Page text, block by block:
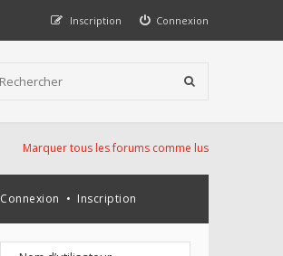
Connexion
Inscription
Marquer tous les forums comme lus
Connexion • Inscription